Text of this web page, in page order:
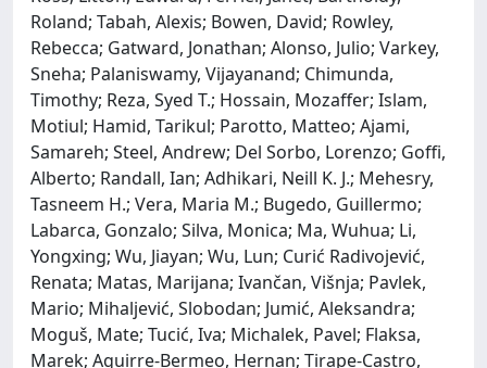
Roland; Tabah, Alexis; Bowen, David; Rowley,
Rebecca; Gatward, Jonathan; Alonso, Julio; Varkey,
Sneha; Palaniswamy, Vijayanand; Chimunda,
Timothy; Reza, Syed T.; Hossain, Mozaffer; Islam,
Motiul; Hamid, Tarikul; Parotto, Matteo; Ajami,
Samareh; Steel, Andrew; Del Sorbo, Lorenzo; Goffi,
Alberto; Randall, Ian; Adhikari, Neill K. J.; Mehesry,
Tasneem H.; Vera, Maria M.; Bugedo, Guillermo;
Labarca, Gonzalo; Silva, Monica; Ma, Wuhua; Li,
Yongxing; Wu, Jiayan; Wu, Lun; Curić Radivojević,
Renata; Matas, Marijana; Ivančan, Višnja; Pavlek,
Mario; Mihaljević, Slobodan; Jumić, Aleksandra;
Moguš, Mate; Tucić, Iva; Michalek, Pavel; Flaksa,
Marek; Aguirre-Bermeo, Hernan; Tirape-Castro,